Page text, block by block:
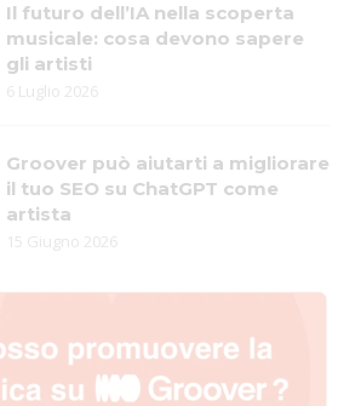
Il futuro dell’IA nella scoperta
musicale: cosa devono sapere
gli artisti
6 Luglio 2026
Groover può aiutarti a migliorare
il tuo SEO su ChatGPT come
artista
15 Giugno 2026